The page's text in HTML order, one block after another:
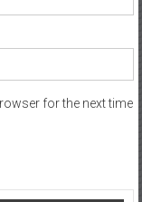
for the next time